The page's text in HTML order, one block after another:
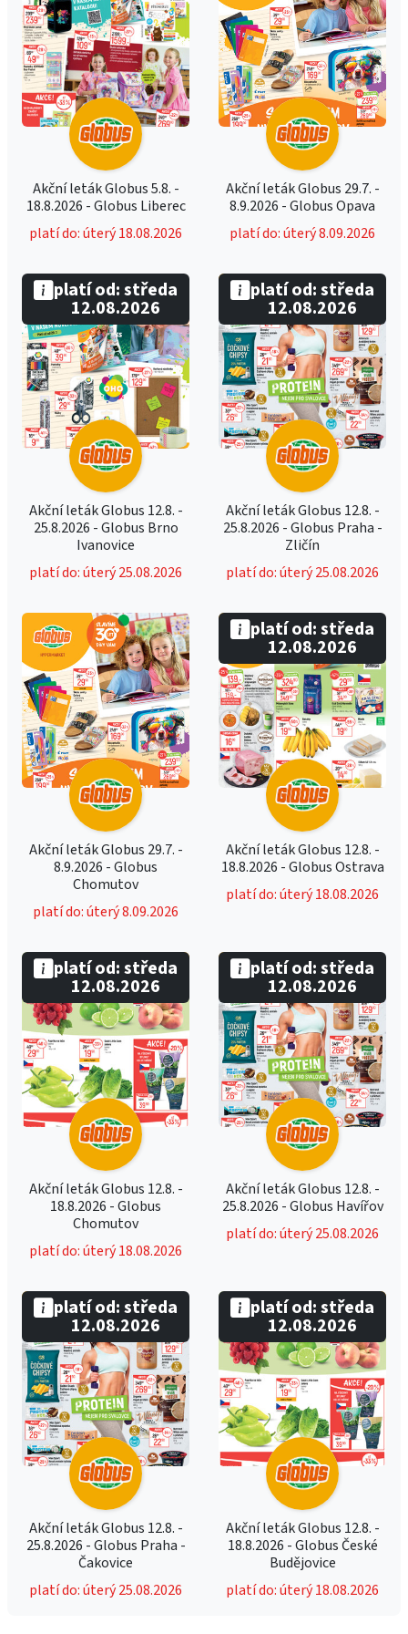
Akční leták Globus 5.8. -
18.8.2026 - Globus Liberec
platí do: úterý 18.08.2026
Akční leták Globus 29.7. -
8.9.2026 - Globus Opava
platí do: úterý 8.09.2026
Akční leták Globus 12.8. -
25.8.2026 - Globus Brno
Ivanovice
platí do: úterý 25.08.2026
platí od: středa
12.08.2026
Akční leták Globus 12.8. -
25.8.2026 - Globus Praha -
Zličín
platí do: úterý 25.08.2026
platí od: středa
12.08.2026
Akční leták Globus 29.7. -
8.9.2026 - Globus
Chomutov
platí do: úterý 8.09.2026
Akční leták Globus 12.8. -
18.8.2026 - Globus Ostrava
platí do: úterý 18.08.2026
platí od: středa
12.08.2026
Akční leták Globus 12.8. -
18.8.2026 - Globus
Chomutov
platí do: úterý 18.08.2026
platí od: středa
12.08.2026
Akční leták Globus 12.8. -
25.8.2026 - Globus Havířov
platí do: úterý 25.08.2026
platí od: středa
12.08.2026
Akční leták Globus 12.8. -
25.8.2026 - Globus Praha -
Čakovice
platí do: úterý 25.08.2026
platí od: středa
12.08.2026
Akční leták Globus 12.8. -
18.8.2026 - Globus České
Budějovice
platí do: úterý 18.08.2026
platí od: středa
12.08.2026